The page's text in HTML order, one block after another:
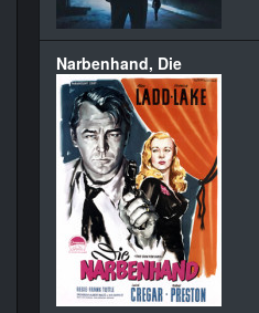
Narbenhand, Die